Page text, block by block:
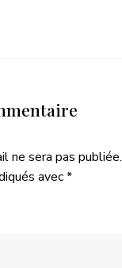
ne sera pas publiée.
avec*